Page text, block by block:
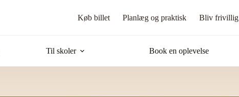
Køb billet Planlæg og praktisk Bliv frivillig
Til skoler Book en oplevelse